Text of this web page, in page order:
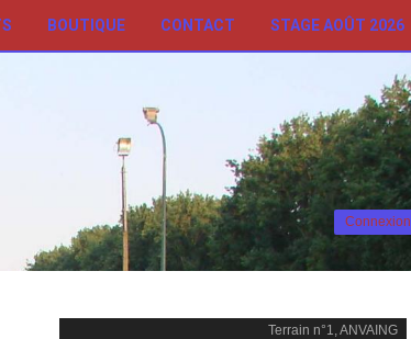
BOUTIQUE CONTACT STAGE AOÛT 2026
Connexion
Terrain n°1, ANVAING